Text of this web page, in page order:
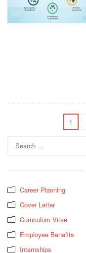
1
for:
Career Planning
Cover Letter
Curriculum Vitae
Employee Benefits
Internships